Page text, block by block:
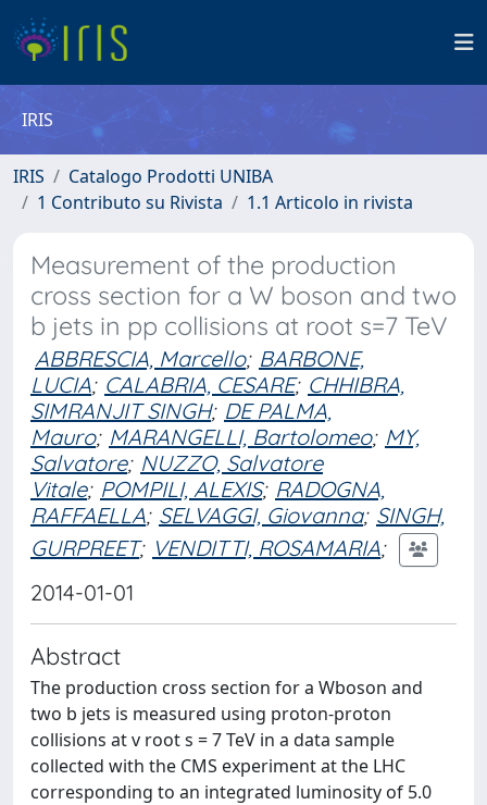
IRIS
IRIS
Catalogo Prodotti UNIBA
1 Contributo su Rivista
1.1 Articolo in rivista
Measurement of the production
cross section for a W boson and two
b jets in pp collisions at root s=7 TeV
ABBRESCIA, Marcello; BARBONE,
LUCIA; CALABRIA, CESARE; CHHIBRA,
SIMRANJIT SINGH; DE PALMA,
Mauro; MARANGELLI, Bartolomeo; MY,
Salvatore; NUZZO, Salvatore
Vitale; POMPILI, ALEXIS; RADOGNA,
RAFFAELLA; SELVAGGI, Giovanna; SINGH,
GURPREET; VENDITTI, ROSAMARIA;
2014-01-01
Abstract
The production cross section for a Wboson and
two b jets is measured using proton-proton
collisions at v root s = 7 TeV in a data sample
collected with the CMS experiment at the LHC
corresponding to an integrated luminosity of 5.0